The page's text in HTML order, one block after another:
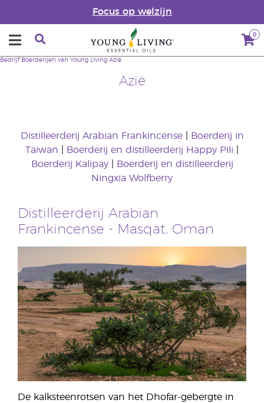
Focus op welzijn
0
Azië
Bedrijf Boerderijen van Young Living Azië
Distilleerderij Arabian Frankincense
Boerderij in
Taiwan
Boerderij en distilleerderij Happy Pili
Boerderij Kalipay|
Boerderij en distilleerderij
Ningxia Wolfberry
Distilleerderij Arabian
Frankincense - Masqat, Oman
De kalksteenrotsen van het Dhofar-gebergte in